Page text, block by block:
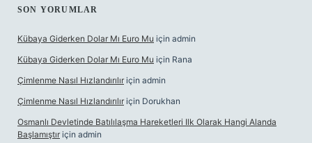
SON YORUMLAR
Kübaya Giderken Dolar Mı Euro Mu için admin
Kübaya Giderken Dolar Mı Euro Mu için Rana
Çimlenme Nasıl Hızlandırılır için admin
Çimlenme Nasıl Hızlandırılır için Dorukhan
Osmanlı Devletinde Batılılaşma Hareketleri Ilk Olarak Hangi Alanda
Başlamıştır için admin